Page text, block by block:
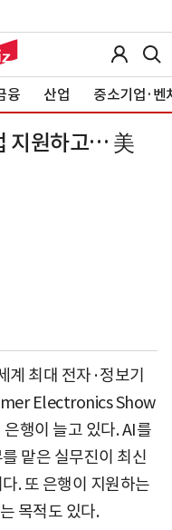
융 산업 중소기업·벤
지원하고… 美
최대 전자·정보기
Electronics Show
행이 늘고 있다. AI를
맡은 실무진이 최신
. 또 은행이 지원하는
목적도 있다.